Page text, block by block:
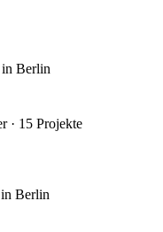
Berlin
· 15 Projekte
Berlin